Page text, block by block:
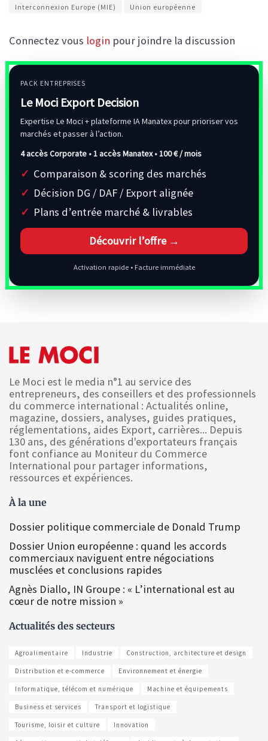
Interconnexion Europe (MIE)
Union européenne
Connectez vous login pour joindre la discussion
PACK ENTREPRISES
Le Moci Export Decision
Expertise Le Moci + plateforme IA Manatex pour prioriser vos
marchés et passer à l’action.
4 accès Corporate • 1 accès Manatex •100 € / mois
Comparaison & scoring des marchés
Décision DG / DAF / Export alignée
Plans d’entrée marché & livrables
Découvrir l’offre →
Activation rapide • Facture immédiate
Le Moci est le media n°1 au service des
entrepreneurs, des conseillers et des professionnels
du commerce international : Actualités online,
magazine, dossiers, analyses, guides pratiques,
réglementations, aides Export, carrières... Depuis
130 ans, des générations d'exportateurs français
font confiance au Moniteur du Commerce
International pour partager informations,
ressources et expériences.
À la une
Dossier politique commerciale de Donald Trump
Dossier Union européenne : quand les accords
commerciaux naviguent entre négociations
musclées et conclusions rapides
Agnès Diallo, IN Groupe : « L’international est au
cœur de notre mission »
Actualités des secteurs
Agroalimentaire Industrie Construction, architecture et design
Distribution et e-commerce Environnement et énergie
Informatique, télécom et numérique Machine et équipements
Business et services Transport et logistique
Tourisme, loisir et culture Innovation